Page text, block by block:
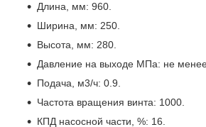
Длина, мм: 960.
Ширина, мм: 250.
Высота, мм: 280.
Давление на выходе МПа: не
Подача, м3/ч: 0.9.
Частота вращения винта: 1000.
КПД насосной части, %: 16.